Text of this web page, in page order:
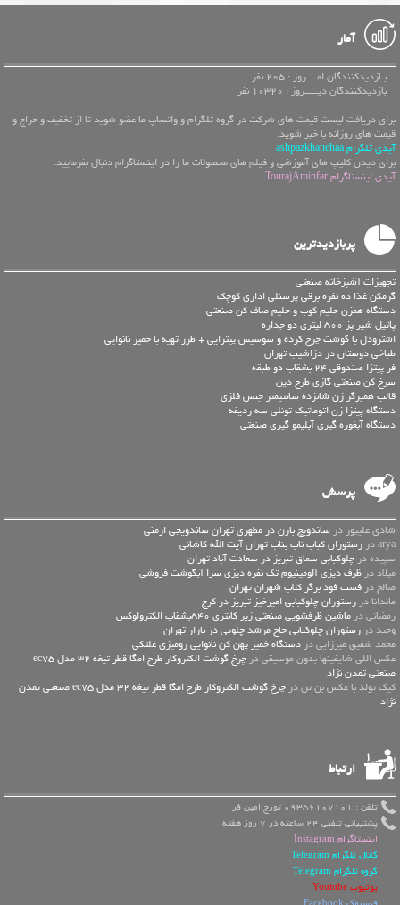
آمار
بـازدیدکنندگان امــــروز : 205 نفر
بازدیدکنندگان دیـــــروز : 10320 نفر
برای دریافت لیست قیمت های شرکت در گروه تلگرام و واتساپ ما عضو شوید تا از تخفیف و حراج و
قیمت های روزانه با خبر شوید.
آیدی تلگرام ashpazkhanehaa
برای دیدن کلیپ های آموزشی و فیلم های محصولات ما را در اینستاگرام دنبال بفرمایید.
آیدی اینستاگرام TourajAminfar
پربازدیدترین
تجهیزات آشپزخانه صنعتی
گرمکن غذا ده نفره برقی پرسنلی اداری کوچک
دستگاه همزن حلیم کوب و حليم صاف کن صنعتی
پاتیل شیر پز 500 لیتری دو جداره
اشترودل با گوشت چرخ کرده و سوسیس پیتزایی + طرز تهیه با خمیر نانوایی
طباخی دوستان در دزاشیب تهران
فر پیتزا صندوقی 24 بشقاب دو طبقه
سرخ کن صنعتی گازی طرح دین
قالب همبرگر زن شانزده سانتیمتر جنس فلزی
دستگاه پیتزا زن اتوماتیک تونلی سه ردیفه
دستگاه آبغوره گیری آبلیمو گیری صنعتی
پرسش
شادی علیپور در ساندویچ بارن در مطهری تهران ساندویچی ارمنی
arya در
رستوران کباب ناب بناب تهران آیت الله کاشانی
سپیده در چلوکبابی سماق تبریز در سعادت آباد تهران
میلاد در ظرف دیزی آلومینیوم تک نفره دیزی سرا آبگوشت فروشی
صالح در فست فود برگر کلاب شهران تهران
ماندانا در رستوران چلوکبابی امیرخیز تبریز در کرج
رمضانی در ماشین ظرفشویی صنعتی زیر کانتری 540بشقاب الکترولوکس
وحید در رستوران چلوکبابی حاج مرشد چلویی در بازار تهران
محمد شفیق میرزایی در دستگاه خمیر پهن کن نانوایی رومیزی غلتکی
عكس اللي شايفينها بدون موسيقى در
چرخ گوشت الکتروکار طرح امگا قطر تیغه 32 مدل ec75
صنعتی تمدن نژاد
کیک تولد با عکس بن تن در
چرخ گوشت الکتروکار طرح امگا قطر تیغه 32 مدل ec75 صنعتی تمدن
نژاد
ارتباط
تلفن : 09356107101 تورج امین فر
پشتیبانی تلفنی 24 ساعته در 7 روز هفته
اینستاگرام Instagram
کانال تلگرام Telegram
گروه تلگرام Telegram
یوتیوب Youtube